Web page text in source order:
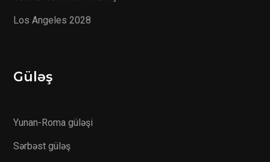
Los Angeles 2028
Güləş
Yunan-Roma güləşi
Sərbəst güləş